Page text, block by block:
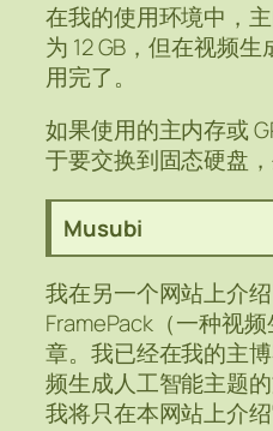
在我的使用环境中，
为 12 GB，但在视频
用完了。
如果使用的主内存或
于要交换到固态硬盘
Musubi
我在另一个网站上介
FramePack（一种视
章。我已经在我的主
频生成人工智能主题
我将只在本网站上介绍